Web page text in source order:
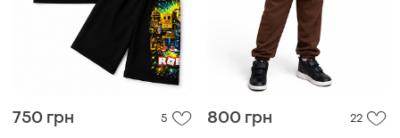
750 грн 5
Летний костюм роблокс
roblox рисунок светится в
800 грн
Костюм трехнитка петля
весна осень
и еще